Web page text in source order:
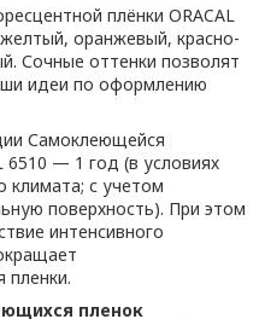
плёнки ORACAL
оранжевый, красно-
Сочные оттенки позволят
идеи по оформлению
Самоклеющейся
6510 — 1 год (в условиях
климата; с учетом
поверхность). При этом
интенсивного
пленки.
пленок